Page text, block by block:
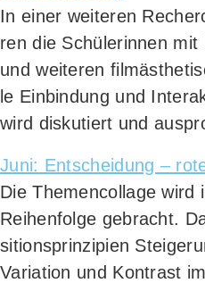
In einer wei­te­ren
ren die Schü­le­rin­nen mit
und wei­te­ren
le Ein­bin­dung und
wird dis­ku­tiert und
Juni: Ent­schei­dung –
Die The­men­col­la­ge wird
Rei­hen­fol­ge gebracht.
si­ti­ons­prin­zi­pi­en
Varia­ti­on und Kon­trast